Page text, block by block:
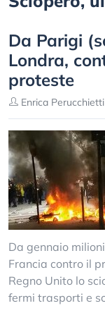
Da Parigi
Londra,
proteste
Enrica Perucchietti
Da gennaio
Francia contro il
Regno Unito lo
fermi trasporti e